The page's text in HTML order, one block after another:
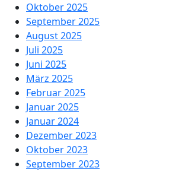
Oktober 2025
September 2025
August 2025
Juli 2025
Juni 2025
März 2025
Februar 2025
Januar 2025
Januar 2024
Dezember 2023
Oktober 2023
September 2023